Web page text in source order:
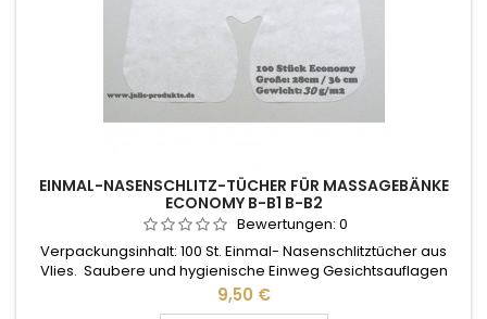
EINMAL-NASENSCHLITZ-TÜCHER FÜR MASSAGEBÄNKE
ECONOMY B-B1 B-B2
Bewertungen: 0
Verpackungsinhalt: 100 St. Einmal- Nasenschlitztücher aus
Vlies. Saubere und hygienische Einweg Gesichtsauflagen
aus besonders weichem Vliesstoff Economy PP 25g/m2
Masse: 28 cm / 36 cm
Preis
9,50 €